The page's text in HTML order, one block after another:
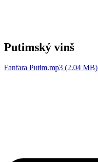
Putimský vinš
Fanfara Putim.mp3 (2.04 MB)